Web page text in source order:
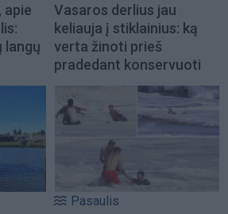
apie
langų
Vasaros derlius jau
keliauja į stiklainius: ką
verta žinoti prieš
pradedant konservuoti
Pasaulis